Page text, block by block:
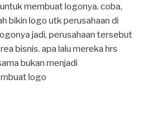
membuat logonya. coba,
bikin logo utk perusahaan di
jadi, perusahaan tersebut
bisnis. apa lalu mereka hrs
bukan menjadi
logo